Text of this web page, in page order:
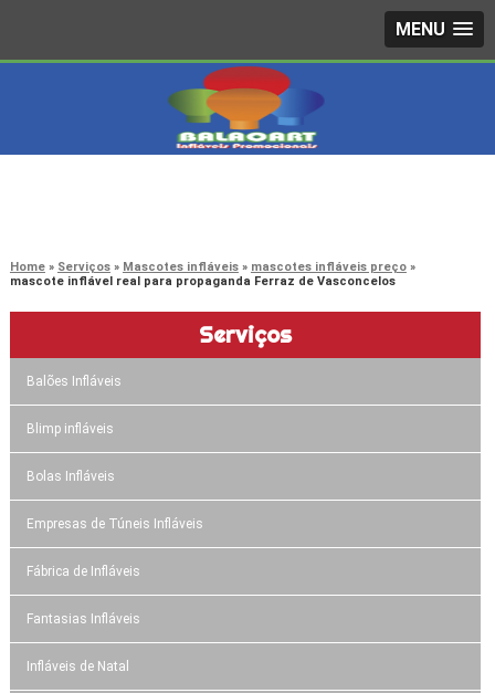
MENU
Home Serviços Mascotes infláveis
mascotes infláveis preço
mascote inflável real para propaganda Ferraz de Vasconcelos
Serviços
Balões Infláveis
Blimp infláveis
Bolas Infláveis
Empresas de Túneis Infláveis
Fábrica de Infláveis
Fantasias Infláveis
Infláveis de Natal